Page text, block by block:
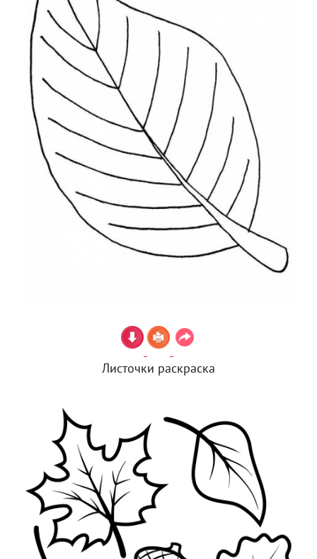
Листочки раскраска